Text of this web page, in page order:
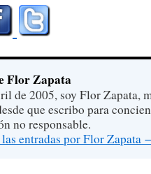
Flor Zapata
de 2005, soy Flor Zapata,
que escribo para
no responsable.
entradas por Flor Zapata